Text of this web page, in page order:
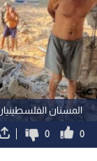
المسنان
0
0